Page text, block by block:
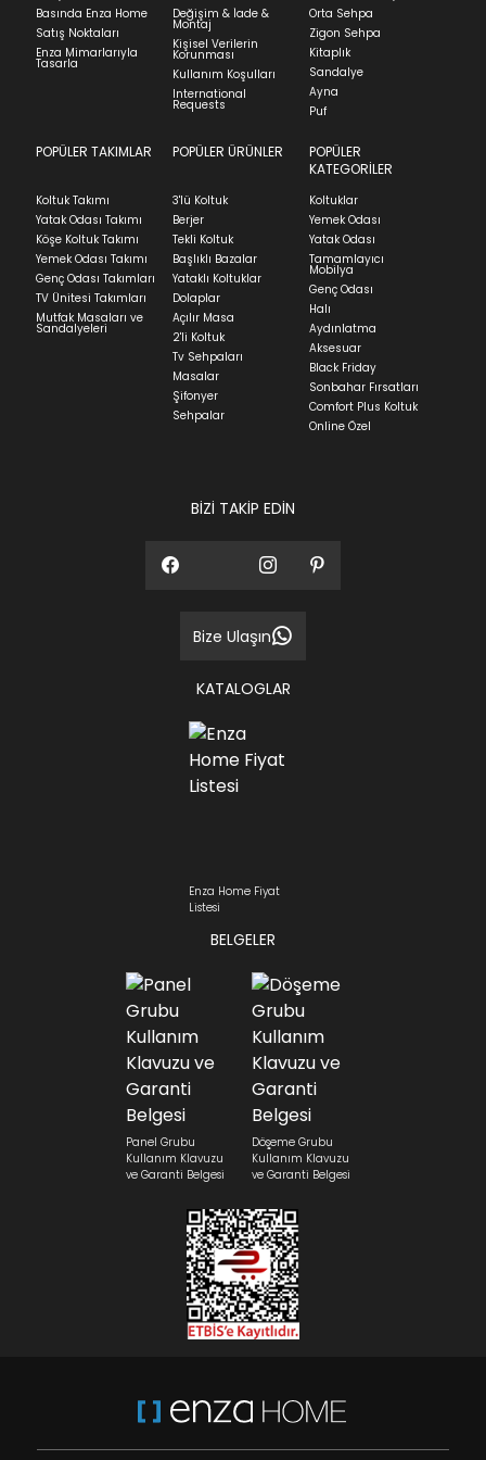
Stock moves super-fast. This look-up is an
indication of where stock might be available but
we can't guarantee it'll be there for long.
İadenizin kabul edilmesi için, ürünün hasar
görmemiş, kurulumunun yapılmamış ve
kullanılmamış olması gerekmektedir.
İade ve Değişim bölümünü ziyaret ediniz.
Teslimat
Ev tekstili siparişlerinizin kargoya verilme süresi
ortalama 5-24 iş günüdür.
Yatak siparişlerinizin teslim süresi yaşadığınız şehre
ve ürünün stok durumuna göre ortalama 5-24 iş
günüdür.
Panel ve Döşeme grubu ürün siparişlerinizin teslim
süresi yaşadığınız şehre ve ürünün stok durumuna
göre ortalama 30-45 iş günüdür.
Siparişlerim bölümünden sürecinizi takip edebilirsiniz.
Sıkça Sorulan Sorularbölümünü ziyaret
Basında Enza Home
Satış Noktaları
Enza Mimarlarıyla
Tasarla
Değişim & İade &
Montaj
Kişisel Verilerin
Korunması
Kullanım Koşulları
International
Requests
Orta Sehpa
Zigon Sehpa
Kitaplık
Sandalye
Ayna
Puf
POPÜLER TAKIMLAR
Koltuk Takımı
Yatak Odası Takımı
Köşe Koltuk Takımı
Yemek Odası Takımı
Genç Odası Takımları
TV Ünitesi Takımları
Mutfak Masaları ve
Sandalyeleri
POPÜLER ÜRÜNLER
3'lü Koltuk
Berjer
Tekli Koltuk
Başlıklı Bazalar
Yataklı Koltuklar
Dolaplar
Açılır Masa
2'li Koltuk
Tv Sehpaları
Masalar
Şifonyer
Sehpalar
POPÜLER
KATEGORİLER
Koltuklar
Yemek Odası
Yatak Odası
Tamamlayıcı
Mobilya
Genç Odası
Halı
Aydınlatma
Aksesuar
Black Friday
Sonbahar Fırsatları
Comfort Plus Koltuk
Online Özel
BİZİ TAKİP EDİN
Bize Ulaşın
KATALOGLAR
Enza Home Fiyat
Listesi
BELGELER
Panel Grubu
Kullanım Klavuzu
ve Garanti Belgesi
Döşeme Grubu
Kullanım Klavuzu
ve Garanti Belgesi